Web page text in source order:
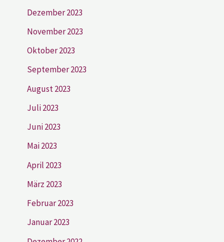
Dezember 2023
November 2023
Oktober 2023
September 2023
August 2023
Juli 2023
Juni 2023
Mai 2023
April 2023
März 2023
Februar 2023
Januar 2023